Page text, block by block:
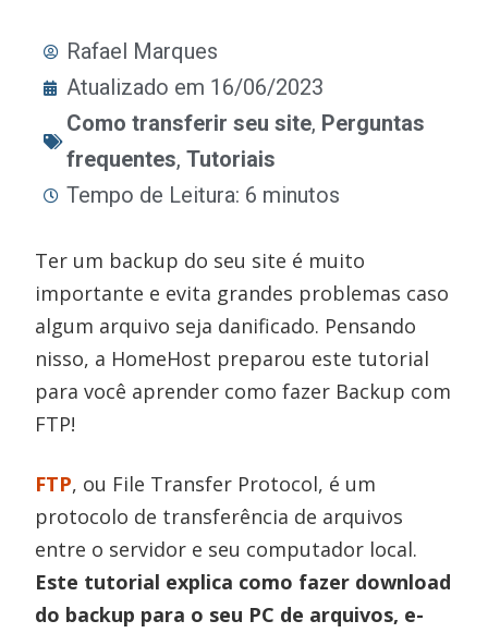
Rafael Marques
Atualizado em 16/06/2023
Como transferir seu site, Perguntas
frequentes,Tutoriais
Tempo de Leitura: 6 minutos
Ter um backup do seu site é muito
importante e evita grandes problemas caso
algum arquivo seja danificado. Pensando
nisso, a HomeHost preparou este tutorial
para você aprender como fazer Backup com
FTP!
FTP, ou File Transfer Protocol, é um
protocolo de transferência de arquivos
entre o servidor e seu computador local.
Este tutorial explica como fazer download
do backup para o seu PC de arquivos, e-